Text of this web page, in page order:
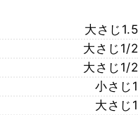
大さじ1.5
大さじ1/2
大さじ1/2
小さじ1
大さじ1